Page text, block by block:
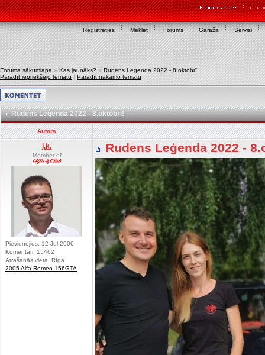
Reģistrēties Meklēt Forums Garāža Servisi
Foruma sākumlapa » Kas jaunāks? » Rudens Leģenda 2022 - 8.oktobrī!
Parādīt iepriekšējo tematu | Parādīt nākamo tematu
Rudens Leģenda 2022 - 8.oktobrī!
Autors
j.k.
Member of
Pievienojies: 12 Jul 2006
Komentāri: 15462
Atrašanās vieta: Rīga
2005 Alfa-Romeo 156GTA
Rudens Leģenda 2022 -